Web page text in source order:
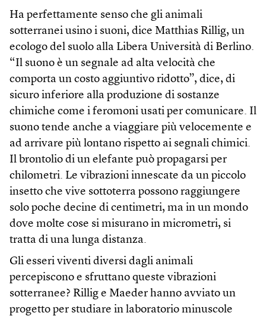
Ha perfettamente senso che gli animali
sotterranei usino i suoni, dice Matthias Rillig, un
ecologo del suolo alla Libera Università di Berlino.
“Il suono è un segnale ad alta velocità che
comporta un costo aggiuntivo ridotto”, dice, di
sicuro inferiore alla produzione di sostanze
chimiche come i feromoni usati per comunicare. Il
suono tende anche a viaggiare più velocemente e
ad arrivare più lontano rispetto ai segnali chimici.
Il brontolio di un elefante può propagarsi per
chilometri. Le vibrazioni innescate da un piccolo
insetto che vive sottoterra possono raggiungere
solo poche decine di centimetri, ma in un mondo
dove molte cose si misurano in micrometri, si
tratta di una lunga distanza.
Gli esseri viventi diversi dagli animali
percepiscono e sfruttano queste vibrazioni
sotterranee? Rillig e Maeder hanno avviato un
progetto per studiare in laboratorio minuscole